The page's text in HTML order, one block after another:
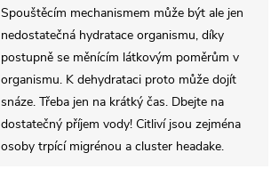
Spouštěcím mechanismem může být ale jen
nedostatečná hydratace organismu, díky
postupně se měnícím látkovým poměrům v
organismu. K dehydrataci proto může dojít
snáze. Třeba jen na krátký čas. Dbejte na
dostatečný příjem vody! Citliví jsou zejména
osoby trpící migrénou a cluster headake.